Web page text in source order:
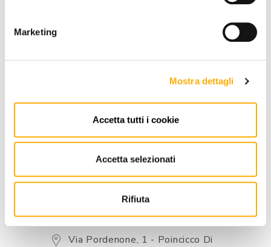
Marketing
Mostra dettagli
Accetta tutti i cookie
Accetta selezionati
Rifiuta
INFORMATION
CONTACTS
Via Pordenone, 1 - Poincicco Di